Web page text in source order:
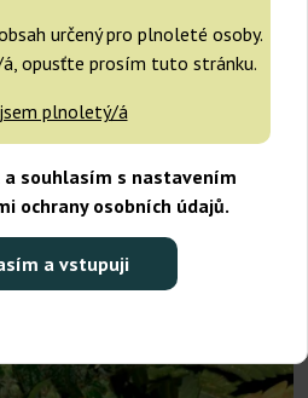
určený pro plnoleté osoby.
opusťte prosím tuto stránku.
plnoletý/á
souhlasím s nastavením
ochrany osobních údajů.
a vstupuji